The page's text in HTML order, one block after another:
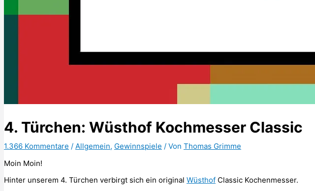
4. Türchen: Wüsthof Kochmesser Classic
1.366 Kommentare / Allgemein, Gewinnspiele / Von Thomas Grimme
Moin Moin!
Hinter unserem 4. Türchen verbirgt sich ein original Wüsthof Classic Kochenmesser.